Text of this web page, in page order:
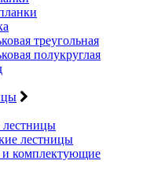
треугольная
полукруглая
лестницы
лестницы
комплектующие